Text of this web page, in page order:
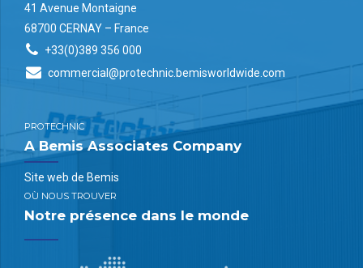
41 Avenue Montaigne
68700 CERNAY – France
+33(0)389 356 000
commercial@protechnic.bemisworldwide.com
PROTECHNIC
A Bemis Associates Company
Site web de Bemis
OÙ NOUS TROUVER
Notre présence dans le monde